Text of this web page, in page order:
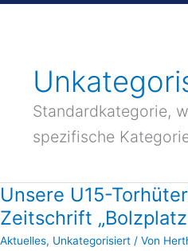
Standardkategorie,
spezifische
Unsere U15-
Zeitschrift
Aktuelles, Unkategorisiert / Von
Unsere
U15-
Torhüterin
Nisa